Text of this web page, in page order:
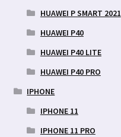
HUAWEI P SMART 2021
HUAWEI P40
HUAWEI P40 LITE
HUAWEI P40 PRO
IPHONE
IPHONE 11
IPHONE 11 PRO